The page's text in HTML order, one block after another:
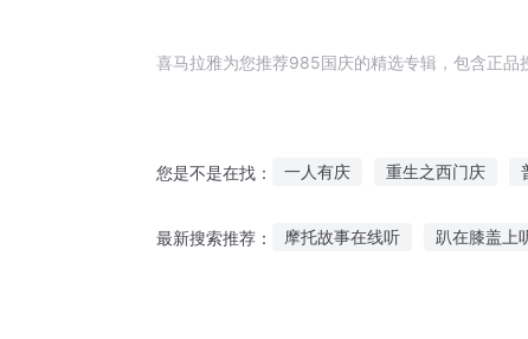
喜马拉雅为您推荐985国庆的精选专辑，包含正品
您是不是在找： 一人有庆 重生之西门庆
最新搜索推荐： 摩托故事在线听 趴在膝盖上